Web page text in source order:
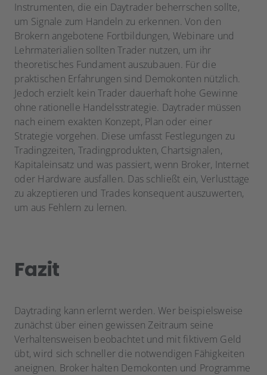
Instrumenten, die ein Daytrader beherrschen sollte,
um Signale zum Handeln zu erkennen. Von den
Brokern angebotene Fortbildungen, Webinare und
Lehrmaterialien sollten Trader nutzen, um ihr
theoretisches Fundament auszubauen. Für die
praktischen Erfahrungen sind Demokonten nützlich.
Jedoch erzielt kein Trader dauerhaft hohe Gewinne
ohne rationelle Handelsstrategie. Daytrader müssen
nach einem exakten Konzept, Plan oder einer
Strategie vorgehen. Diese umfasst Festlegungen zu
Tradingzeiten, Tradingprodukten, Chartsignalen,
Kapitaleinsatz und was passiert, wenn Broker, Internet
oder Hardware ausfallen. Das schließt ein, Verlusttage
zu akzeptieren und Trades konsequent auszuwerten,
um aus Fehlern zu lernen.
Fazit
Daytrading kann erlernt werden. Wer beispielsweise
zunächst über einen gewissen Zeitraum seine
Verhaltensweisen beobachtet und mit fiktivem Geld
übt, wird sich schneller die notwendigen Fähigkeiten
aneignen. Broker halten Demokonten und Programme